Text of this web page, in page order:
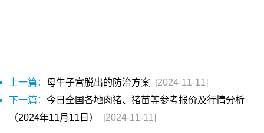
上一篇： 母牛子宫脱出的防治方案 [2024-11-11]
下一篇： 今日全国各地肉猪、猪苗等参考报价及行情分析
（2024年11月11日）
[2024-11-11]